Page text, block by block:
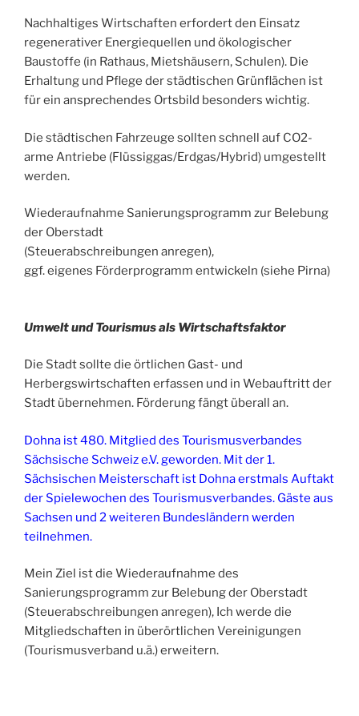
Nachhaltiges Wirtschaften erfordert den Einsatz
regenerativer Energiequellen und ökologischer
Baustoffe (in Rathaus, Mietshäusern, Schulen). Die
Erhaltung und Pflege der städtischen Grünflächen ist
für ein ansprechendes Ortsbild besonders wichtig.
Die städtischen Fahrzeuge sollten schnell auf CO2-
arme Antriebe (Flüssiggas/Erdgas/Hybrid) umgestellt
werden.
Wiederaufnahme Sanierungsprogramm zur Belebung
der Oberstadt
(Steuerabschreibungen anregen),
ggf. eigenes Förderprogramm entwickeln (siehe Pirna)
Umwelt und Tourismus als Wirtschaftsfaktor
Die Stadt sollte die örtlichen Gast- und
Herbergswirtschaften erfassen und in Webauftritt der
Stadt übernehmen. Förderung fängt überall an.
Dohna ist 480. Mitglied des Tourismusverbandes
Sächsische Schweiz e.V. geworden. Mit der 1.
Sächsischen Meisterschaft ist Dohna erstmals Auftakt
der Spielewochen des Tourismusverbandes. Gäste aus
Sachsen und 2 weiteren Bundesländern werden
teilnehmen.
Mein Ziel ist die Wiederaufnahme des
Sanierungsprogramm zur Belebung der Oberstadt
(Steuerabschreibungen anregen), Ich werde die
Mitgliedschaften in überörtlichen Vereinigungen
(Tourismusverband u.ä.) erweitern.